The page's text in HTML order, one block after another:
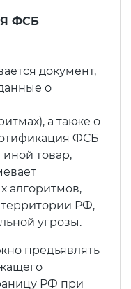
ФСБ
документ,
о
а также о
ФСБ
иной товар,
алгоритмов,
территории РФ,
угрозы.
предъявлять
РФ при